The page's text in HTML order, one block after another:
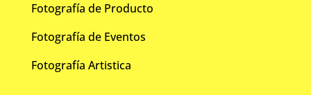
Fotografía de Producto
Fotografía de Eventos
Fotografía Artistica